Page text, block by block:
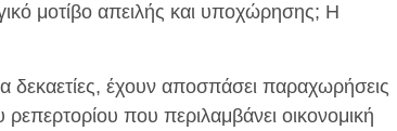
μοτίβο απειλής και υποχώρησης; Η
δεκαετίες, έχουν αποσπάσει παραχωρήσεις
που περιλαμβάνει οικονομική